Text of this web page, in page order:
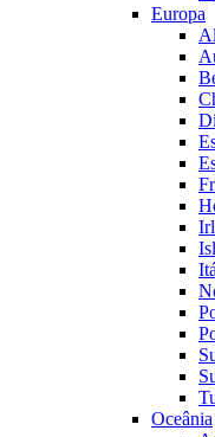
Europa
Oceânia